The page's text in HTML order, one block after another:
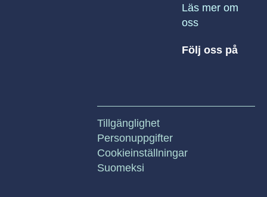
Läs mer om
oss
Följ oss på
Tillgänglighet
Personuppgifter
Cookieinställningar
Suomeksi